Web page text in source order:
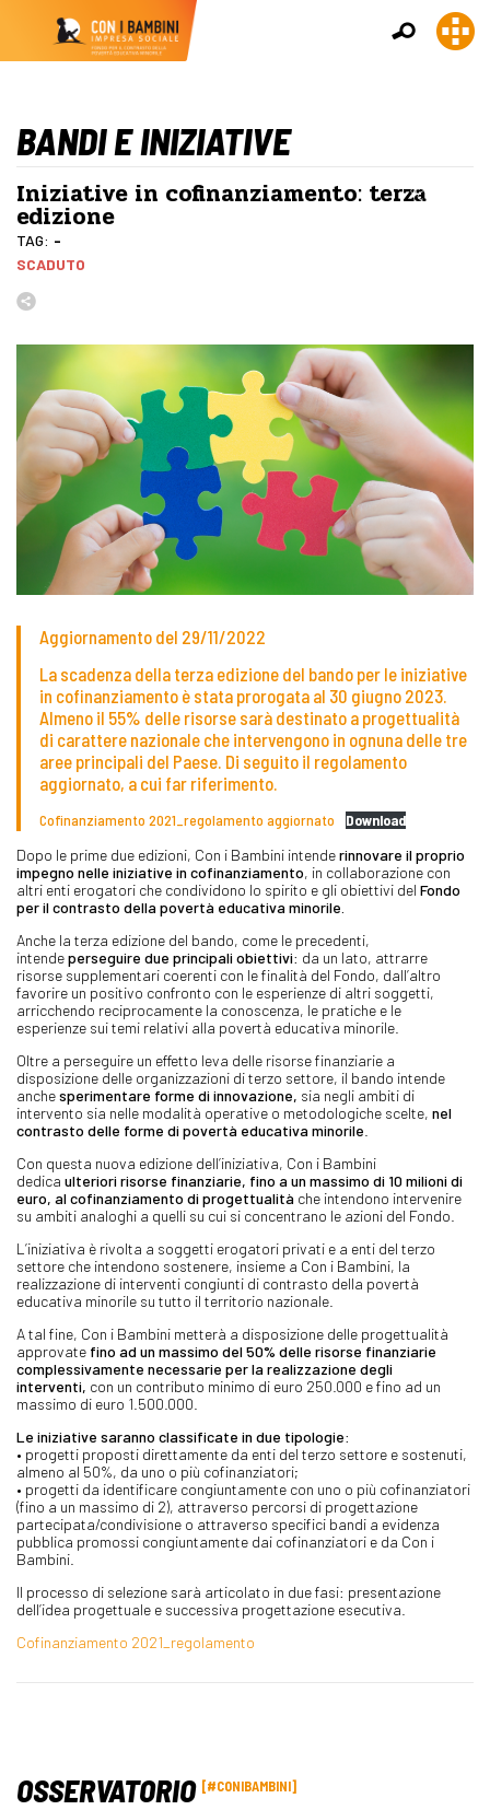
BANDI E INIZIATIVE
Iniziative in cofinanziamento: terza
edizione
TAG: -
SCADUTO
Aggiornamento del 29/11/2022
La scadenza della terza edizione del bando per le iniziative
in cofinanziamento è stata prorogata al 30 giugno 2023.
Almeno il 55% delle risorse sarà destinato a progettualità
di carattere nazionale che intervengono in ognuna delle tre
aree principali del Paese. Di seguito il regolamento
aggiornato, a cui far riferimento.
Cofinanziamento 2021_regolamento aggiornato Download
Dopo le prime due edizioni, Con i Bambini intenderinnovare il proprio
impegno nelle iniziative in cofinanziamento, in collaborazione con
altri enti erogatori che condividono lo spirito e gli obiettivi del Fondo
per il contrasto della povertà educativa minorile.
Anche la terza edizione del bando, come le precedenti,
intendeperseguire due principali obiettivi: da un lato, attrarre
risorse supplementari coerenti con le finalità del Fondo, dall’altro
favorire un positivo confronto con le esperienze di altri soggetti,
arricchendo reciprocamente la conoscenza, le pratiche e le
esperienze sui temi relativi alla povertà educativa minorile.
Oltre a perseguire un effetto leva delle risorse finanziarie a
disposizione delle organizzazioni di terzo settore, il bando intende
anchesperimentare forme di innovazione, sia negli ambiti di
intervento sia nelle modalità operative o metodologiche scelte, nel
contrasto delle forme di povertà educativa minorile
Con questa nuova edizione dell’iniziativa, Con i Bambini
dedica ulteriori risorse finanziarie, fino a un massimo di 10 milioni di
euro, al cofinanziamento di progettualità che intendono intervenire
su ambiti analoghi a quelli su cui si concentrano le azioni del Fondo.
L’iniziativa è rivolta a soggetti erogatori privati e a enti del terzo
settore che intendono sostenere, insieme a Con i Bambini, la
realizzazione di interventi congiunti di contrasto della povertà
educativa minorile su tutto il territorio nazionale.
A tal fine, Con i Bambini metterà a disposizione delle progettualità
approvate fino ad un massimo del 50% delle risorse finanziarie
complessivamente necessarie per la realizzazione degli
interventi, con un contributo minimo di euro 250.000 e fino ad un
massimo di euro 1.500.000.
Le iniziative saranno classificate in due tipologie:
• progetti proposti direttamente da enti del terzo settore e sostenuti,
almeno al 50%, da uno o più cofinanziatori;
• progetti da identificare congiuntamente con uno o più cofinanziatori
(fino a un massimo di 2), attraverso percorsi di progettazione
partecipata/condivisione o attraverso specifici bandi a evidenza
pubblica promossi congiuntamente dai cofinanziatori e da Con i
Bambini.
Il processo di selezione sarà articolato in due fasi: presentazione
dell’idea progettuale e successiva progettazione esecutiva.
Cofinanziamento 2021_regolamento
OSSERVATORIO #CONIBAMBINI